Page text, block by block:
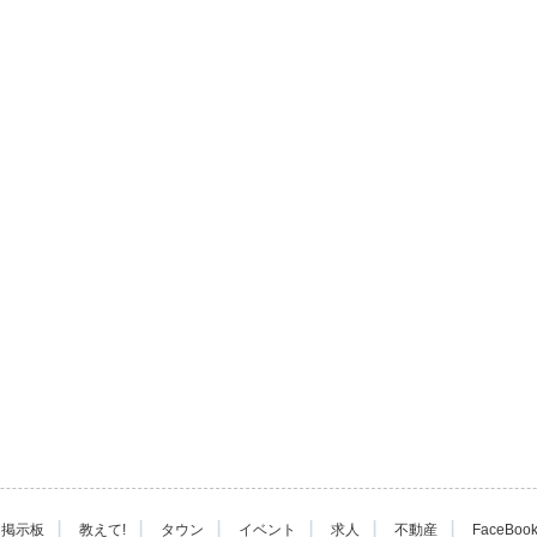
掲示板 | 教えて! | タウン | イベント | 求人 | 不動産 |